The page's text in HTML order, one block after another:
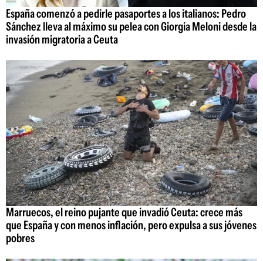
España comenzó a pedirle pasaportes a los italianos: Pedro
Sánchez lleva al máximo su pelea con Giorgia Meloni desde la
invasión migratoria a Ceuta
Marruecos, el reino pujante que invadió Ceuta: crece más
que España y con menos inflación, pero expulsa a sus jóvenes
pobres